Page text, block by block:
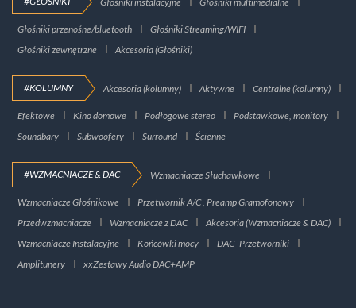
Głośniki przenośne/bluetooth
Głośniki Streaming/WIFI
Głośniki zewnętrzne
Akcesoria (Głośniki)
#KOLUMNY Akcesoria (kolumny) Aktywne Centralne (kolumny)
Efektowe Kino domowe Podłogowe stereo
Podstawkowe, monitory
Soundbary
Subwoofery Surround Ścienne
#WZMACNIACZE & DAC Wzmacniacze Słuchawkowe
Wzmacniacze Głośnikowe
Przetwornik A/C , Preamp Gramofonowy
Przedwzmacniacze
Wzmacniacze z DAC
Akcesoria (Wzmacniacze & DAC)
Wzmacniacze Instalacyjne
Końcówki mocy
DAC -Przetworniki
Amplitunery
xxZestawy Audio DAC+AMP